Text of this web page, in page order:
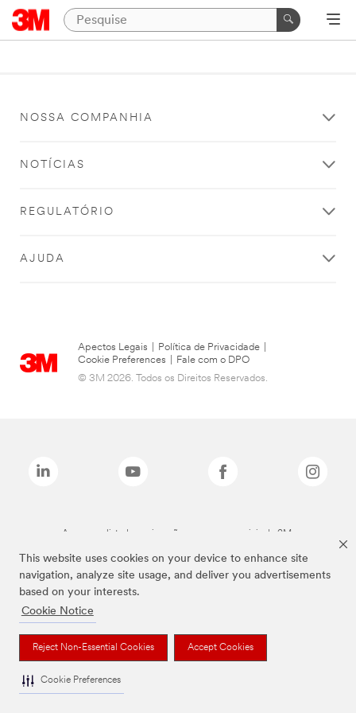
This website uses cookies on your device to enhance site
navigation, analyze site usage, and deliver you advertisements
based on your interests.
Cookie Notice
Reject Non-Essential Cookies Accept Cookies
Cookie Preferences
NOSSA COMPANHIA
NOTÍCIAS
REGULATÓRIO
AJUDA
Apectos Legais Política de Privacidade
Cookie Preferences
Fale com o DPO
© 3M 2026. Todos os Direitos Reservados.
As marcas listadas a cima são marcas comerciais da 3M.